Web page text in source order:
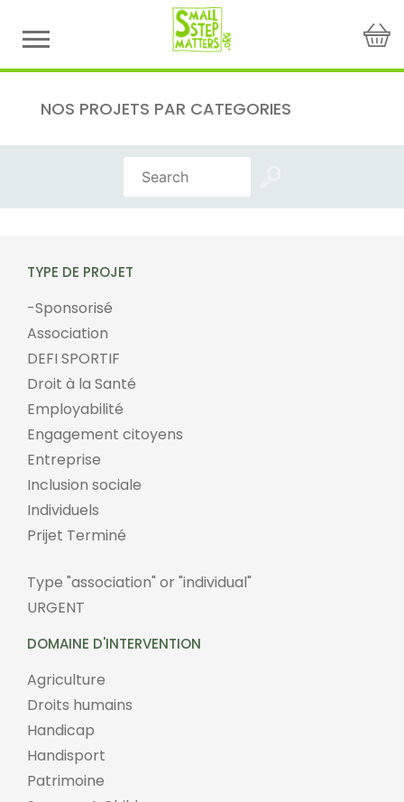
content
NOS PROJETS PAR CATEGORIES
TYPE DE PROJET
-Sponsorisé
Association
DEFI SPORTIF
Droit à la Santé
Employabilité
Engagement citoyens
Entreprise
Inclusion sociale
Individuels
Prijet Terminé
Type "association" or "individual"
URGENT
DOMAINE D'INTERVENTION
Agriculture
Droits humains
Handicap
Handisport
Patrimoine